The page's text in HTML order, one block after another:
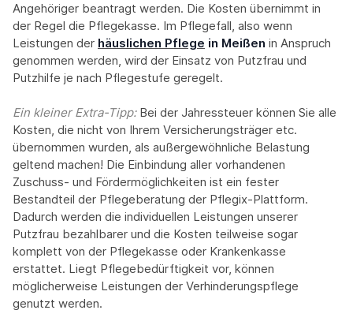
Angehöriger beantragt werden. Die Kosten übernimmt in
der Regel die Pflegekasse. Im Pflegefall, also wenn
Leistungen der häuslichen Pflege in Meißen in Anspruch
genommen werden, wird der Einsatz von Putzfrau und
Putzhilfe je nach Pflegestufe geregelt.
Ein kleiner Extra-Tipp:‍ Bei der Jahressteuer können Sie alle
Kosten, die nicht von Ihrem Versicherungsträger etc.
übernommen wurden, als außergewöhnliche Belastung
geltend machen! Die Einbindung aller vorhandenen
Zuschuss- und Fördermöglichkeiten ist ein fester
Bestandteil der Pflegeberatung der Pflegix-Plattform.
Dadurch werden die individuellen Leistungen unserer
Putzfrau bezahlbarer und die Kosten teilweise sogar
komplett von der Pflegekasse oder Krankenkasse
erstattet. Liegt Pflegebedürftigkeit vor, können
möglicherweise Leistungen der Verhinderungspflege
genutzt werden.